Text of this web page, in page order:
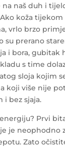
naš duh i
koža
vrlo brzo
su prerano
i bora, gubitak
s time
sloja kojim
koji više nije
i bez sjaja.
Prvi
je neophodno
Zato